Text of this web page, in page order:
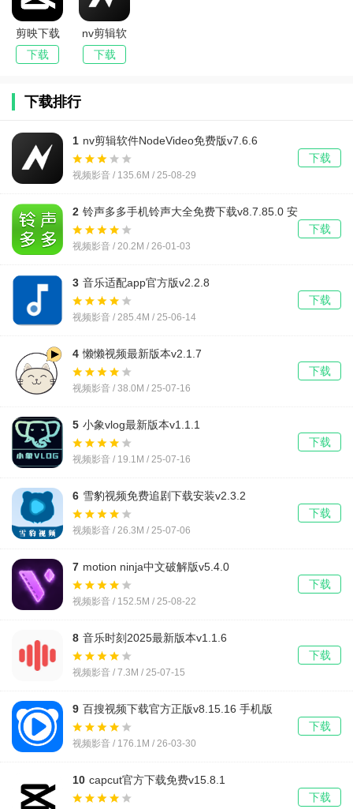
剪映下载
最新版
2025
下载
nv剪辑软
件
NodeVide
下载
下载排行
1 nv剪辑软件NodeVideo免费版v7.6.6
视频影音 / 135.6M / 25-08-29
下载
2 铃声多多手机铃声大全免费下载v8.7.85.0 安
卓版
视频影音 / 20.2M / 26-01-03
下载
3 音乐适配app官方版v2.2.8
视频影音 / 285.4M / 25-06-14
下载
4 懒懒视频最新版本v2.1.7
视频影音 / 38.0M / 25-07-16
下载
5 小象vlog最新版本v1.1.1
视频影音 / 19.1M / 25-07-16
下载
6 雪豹视频免费追剧下载安装v2.3.2
视频影音 / 26.3M / 25-07-06
下载
7 motion ninja中文破解版v5.4.0
视频影音 / 152.5M / 25-08-22
下载
8 音乐时刻2025最新版本v1.1.6
视频影音 / 7.3M / 25-07-15
下载
9 百搜视频下载官方正版v8.15.16 手机版
视频影音 / 176.1M / 26-03-30
下载
10 capcut官方下载免费v15.8.1
下载